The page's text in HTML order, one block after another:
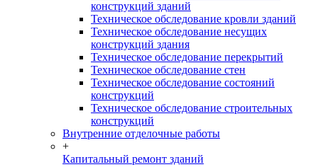
конструкций зданий
Техническое обследование кровли зданий
Техническое обследование несущих
конструкций здания
Техническое обследование перекрытий
Техническое обследование стен
Техническое обследование состояний
конструкций
Техническое обследование строительных
конструкций
Внутренние отделочные работы
+
Капитальный ремонт зданий